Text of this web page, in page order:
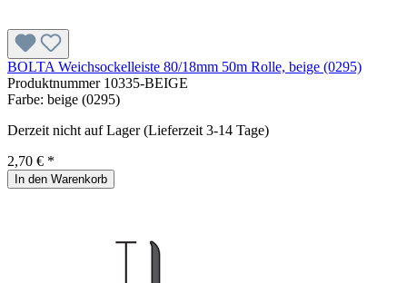
BOLTA Weichsockelleiste 80/18mm 50m Rolle, beige (0295)
Produktnummer 10335-BEIGE
Farbe: beige (0295)
Derzeit nicht auf Lager (Lieferzeit 3-14 Tage)
2,70 € *
In den Warenkorb